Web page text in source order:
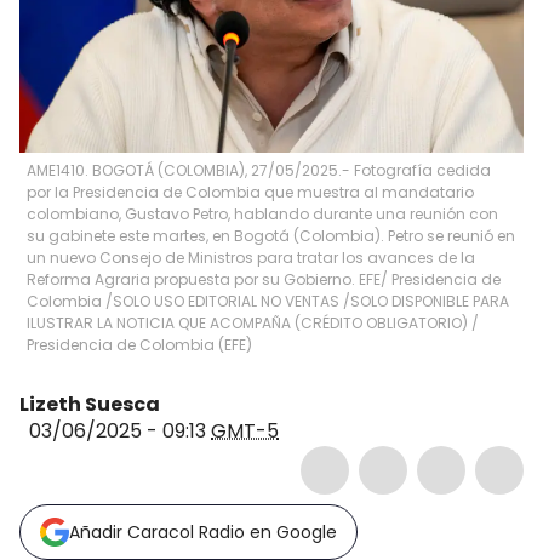
AME1410. BOGOTÁ (COLOMBIA), 27/05/2025.- Fotografía cedida
por la Presidencia de Colombia que muestra al mandatario
colombiano, Gustavo Petro, hablando durante una reunión con
su gabinete este martes, en Bogotá (Colombia). Petro se reunió en
un nuevo Consejo de Ministros para tratar los avances de la
Reforma Agraria propuesta por su Gobierno. EFE/ Presidencia de
Colombia /SOLO USO EDITORIAL NO VENTAS /SOLO DISPONIBLE PARA
ILUSTRAR LA NOTICIA QUE ACOMPAÑA (CRÉDITO OBLIGATORIO) /
Presidencia de Colombia (EFE)
Lizeth Suesca
03/06/2025 - 09:13GMT-5
Añadir Caracol Radio en Google